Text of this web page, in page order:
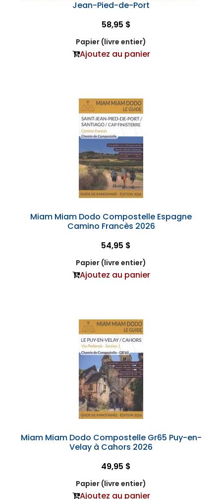
Jean-Pied-de-Port
58,95 $
Papier (livre entier)
Ajoutez au panier
Miam Miam Dodo Compostelle Espagne
Camino Francès 2026
54,95 $
Papier (livre entier)
Ajoutez au panier
Miam Miam Dodo Compostelle Gr65 Puy-en-
Velay à Cahors 2026
49,95 $
Papier (livre entier)
Ajoutez au panier